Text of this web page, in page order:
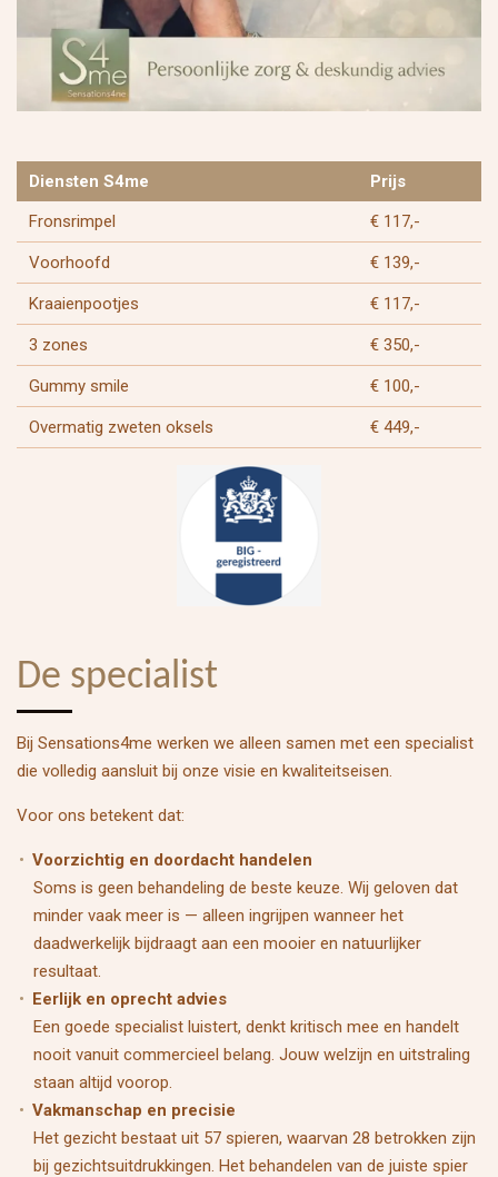
Diensten S4me
Prijs
Fronsrimpel
€ 117,-
Voorhoofd € 139,-
Kraaienpootjes € 117,-
3 zones € 350,-
Gummy smile € 100,-
Overmatig zweten oksels € 449,-
De specialist
Bij Sensations4me werken we alleen samen met een specialist
die volledig aansluit bij onze visie en kwaliteitseisen.
Voor ons betekent dat:
Voorzichtig en doordacht handelen
Soms is geen behandeling de beste keuze. Wij geloven dat
minder vaak meer is — alleen ingrijpen wanneer het
daadwerkelijk bijdraagt aan een mooier en natuurlijker
resultaat.
Eerlijk en oprecht advies
Een goede specialist luistert, denkt kritisch mee en handelt
nooit vanuit commercieel belang. Jouw welzijn en uitstraling
staan altijd voorop.
Vakmanschap en precisie
Het gezicht bestaat uit 57 spieren, waarvan 28 betrokken zijn
bij gezichtsuitdrukkingen. Het behandelen van de juiste spier